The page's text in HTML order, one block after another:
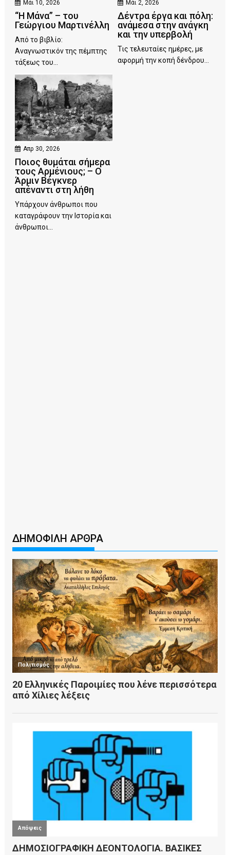
Μάι 10, 2026
“Η Μάνα” – του
Γεώργιου Μαρτινέλλη
Από το βιβλίο:
Αναγνωστικόν της πέμπτης
τάξεως του...
Μάι 2, 2026
Δέντρα έργα και πόλη:
ανάμεσα στην ανάγκη
και την υπερβολή
Τις τελευταίες ημέρες, με
αφορμή την κοπή δένδρου...
Απρ 30, 2026
Ποιος θυμάται σήμερα
τους Αρμένιους; – Ο
Άρμιν Βέγκνερ
απέναντι στη λήθη
Υπάρχουν άνθρωποι που
καταγράφουν την Ιστορία και
άνθρωποι...
ΔΗΜΟΦΙΛΗ ΑΡΘΡΑ